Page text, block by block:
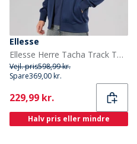
Ellesse
Ellesse Herre Tacha Track Top Navy
Vejl. pris598,99 kr.
Spare369,00 kr.
Current
229,99 kr.
Halv pris eller mindre